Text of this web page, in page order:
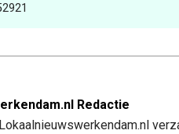
Redactie